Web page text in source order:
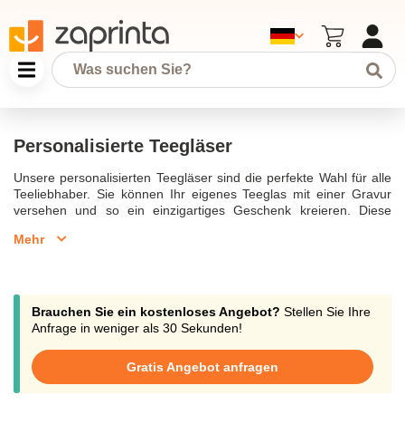
Personalisierte Teegläser
Unsere personalisierten Teegläser sind die perfekte Wahl für alle
Teeliebhaber. Sie können Ihr eigenes Teeglas mit einer Gravur
versehen und so ein einzigartiges Geschenk kreieren. Diese
und spülmaschinenfest. Mit einem Fassungsvermögen von 340
personalisierte Teegläser sind immer eine hervorragende
Geschenkidee. Gravierte Teegläser bieten eine große Auswahl an
Designs und lassen sich leicht personalisieren – eine tolle
schaffen.
Mehr
Brauchen Sie ein kostenloses Angebot? Stellen Sie Ihre
Anfrage in weniger als 30 Sekunden!
Gratis Angebot anfragen